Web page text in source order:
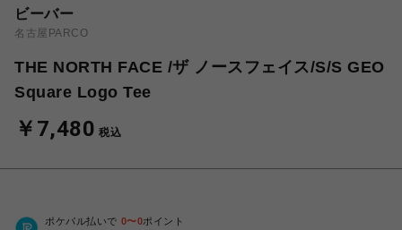
ビーバー
名古屋PARCO
THE NORTH FACE /ザ ノースフェイス/S/S GEO
Square Logo Tee
￥7,480 税込
ポケパル払いで 0〜0ポイント